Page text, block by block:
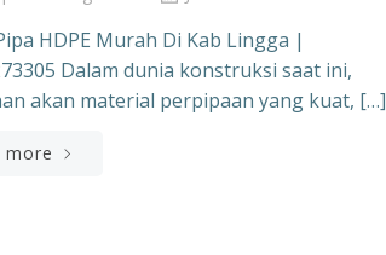
HDPE Murah Di Kab Lingga |
Dalam dunia konstruksi saat ini,
akan material perpipaan yang kuat, […]
more